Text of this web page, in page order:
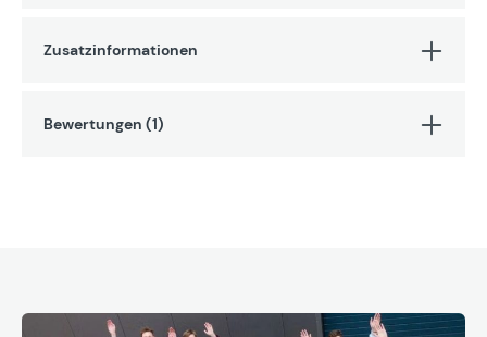
Zusatzinformationen
Bewertungen (1)